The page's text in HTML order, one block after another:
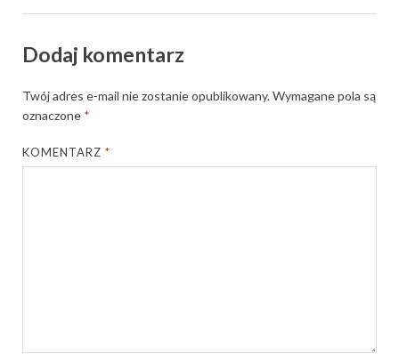
Dodaj komentarz
Twój adres e-mail nie zostanie opublikowany.Wymagane pola są
oznaczone *
KOMENTARZ*